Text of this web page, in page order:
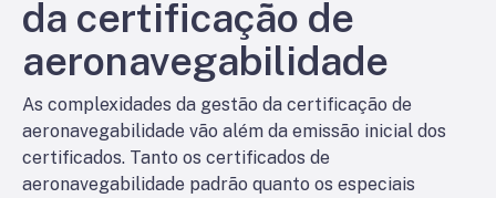
da certificação de
aeronavegabilidade
As complexidades da gestão da certificação de
aeronavegabilidade vão além da emissão inicial dos
certificados. Tanto os certificados de
aeronavegabilidade padrão quanto os especiais